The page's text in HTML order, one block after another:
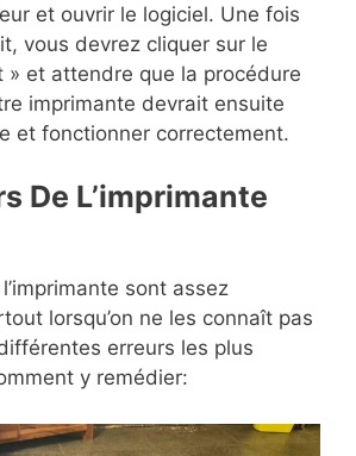
et ouvrir le logiciel. Une fois
vous devrez cliquer sur le
» et attendre que la procédure
imprimante devrait ensuite
et fonctionner correctement.
De L’imprimante
sont assez
lorsqu’on ne les connaît pas
erreurs les plus
y remédier: